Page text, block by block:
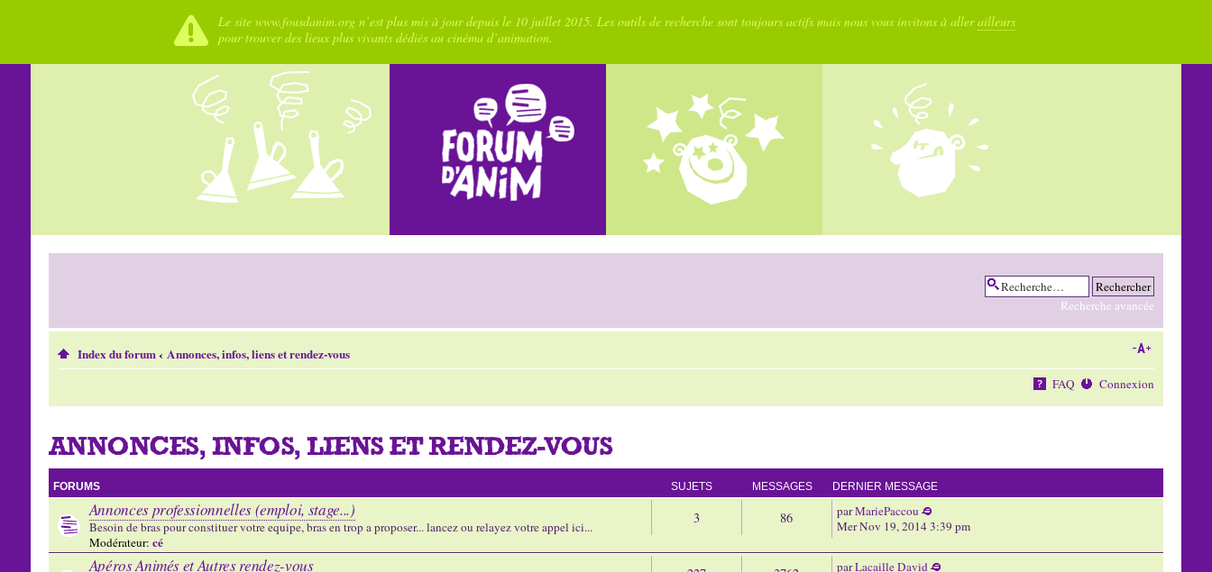
Le site www.fousdanim.org n’est plus mis à jour depuis le 10 juillet 2015. Les outils de recherche sont toujours actifs mais nous vous invitons à allerailleurs
pour trouver des lieux plus vivants dédiés au cinéma d’animation.
Recherche avancée
Index du forum‹ Annonces, infos, liens et rendez-vous
FAQ Connexion
ANNONCES, INFOS, LIENS ET RENDEZ-VOUS
FORUMS SUJETS MESSAGES DERNIER MESSAGE
Annonces professionnelles (emploi, stage...)
Besoin de bras pour constituer votre equipe, bras en trop a proposer... lancez ou relayez votre appel ici...
Modérateur: cé
3 86 parMariePaccou
Mer Nov 19, 2014 3:39 pm
Apéros Animés et Autres rendez-vous parLacaille David